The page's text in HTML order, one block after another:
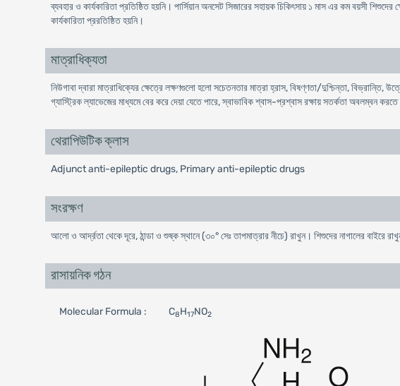
ব্যবহার ও কার্যকারিতা প্রতিষ্ঠিত হয়নি। পার্সিয়ান অনসেট সিজারের সহায়ক চিকিৎসায় ১ মাস এর কম বয়সী
কার্যকারিতা প্ররতিষ্ঠিত হয়নি।
মাত্রাধিক্যতা
নিউগাবা দ্বারা মাত্রাধিক্যের ক্ষেত্রে লক্ষণগুলো হলো সচেতনতার মাত্রা হ্রাস, বিষণ্ণতা/দুশ্চিন্তা, বিভ্রান্তি,
গ্যাস্ট্রিক ল্যাভেজের মাধ্যমে বের করে দেয়া যেতে পারে, স্বাভাবিক শ্বাস-প্রশ্বাস রক্ষায় সতর্কতা অবলম্বন
থেরাপিউটিক ক্লাস
Adjunct anti-epileptic drugs, Primary anti-epileptic drugs
সংরক্ষণ
আলো ও আর্দ্রতা থেকে দূরে, ঠান্ডা ও শুষ্ক স্থানে (৩০° সেঃ তাপমাত্রার নীচে) রাখুন। শিশুদের নাগালের বাইরে
রাসায়নিক গঠন
Molecular Formula : C8H17NO2